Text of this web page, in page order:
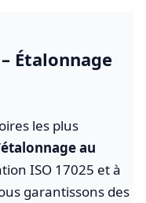
Étalonnage
les plus
étalonnage au
ISO 17025 et à
garantissons des